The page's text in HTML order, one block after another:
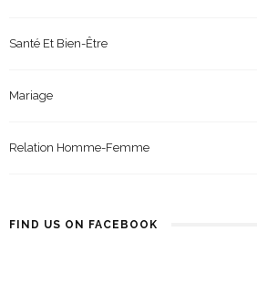
Santé Et Bien-Être
Mariage
Relation Homme-Femme
FIND US ON FACEBOOK